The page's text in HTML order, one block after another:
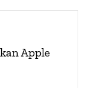
Apple